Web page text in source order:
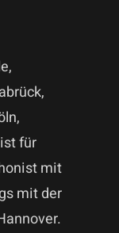
für
mit
mit der